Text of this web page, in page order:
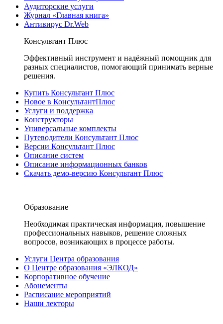
Аудиторские услуги
Журнал «Главная книга»
Антивирус Dr.Web
Консультант Плюс
Эффективный инструмент и надёжный помощник для
разных специалистов, помогающий принимать верные
решения.
Купить Консультант Плюс
Новое в КонсультантПлюс
Услуги и поддержка
Конструкторы
Универсальные комплекты
Путеводители Консультант Плюс
Версии Консультант Плюс
Описание систем
Описание информационных банков
Скачать демо-версию Консультант Плюс
Образование
Необходимая практическая информация, повышение
профессиональных навыков, решение сложных
вопросов, возникающих в процессе работы.
Услуги Центра образования
О Центре образования «ЭЛКОД»
Корпоративное обучение
Абонементы
Расписание мероприятий
Наши лекторы